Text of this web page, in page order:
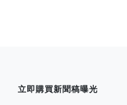
立即購買新聞稿曝光